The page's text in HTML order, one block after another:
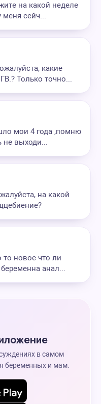
на какой неделе
меня сейч...
какие
Только точно...
мои 4 года ,помню
не выходи...
на какой
то новое что ли
анал...
в самом
беременных и мам.